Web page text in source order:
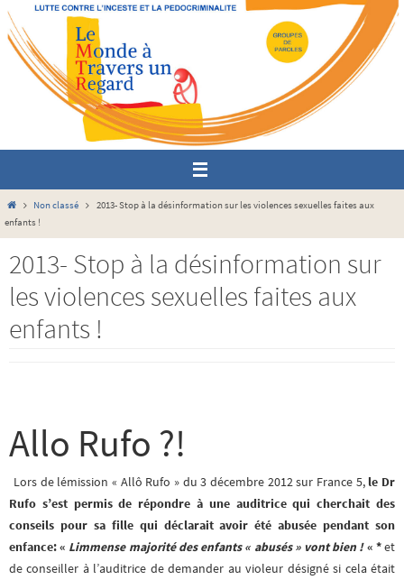
Passer
vers
contenu
HomeNon classé
2013- Stop à la désinformation sur les violences sexuelles faites aux
enfants !
2013- Stop à la désinformation sur
les violences sexuelles faites aux
enfants !
Allo Rufo ?!
Lors de lémission « Allô Rufo » du 3 décembre 2012 sur France 5, le Dr
Rufo s’est permis de répondre à une auditrice qui cherchait des
conseils pour sa fille qui déclarait avoir été abusée pendant son
enfance: « Limmense majorité des enfants « abusés » vont bien !« *et
de conseiller à l’auditrice de demander au violeur désigné si cela était